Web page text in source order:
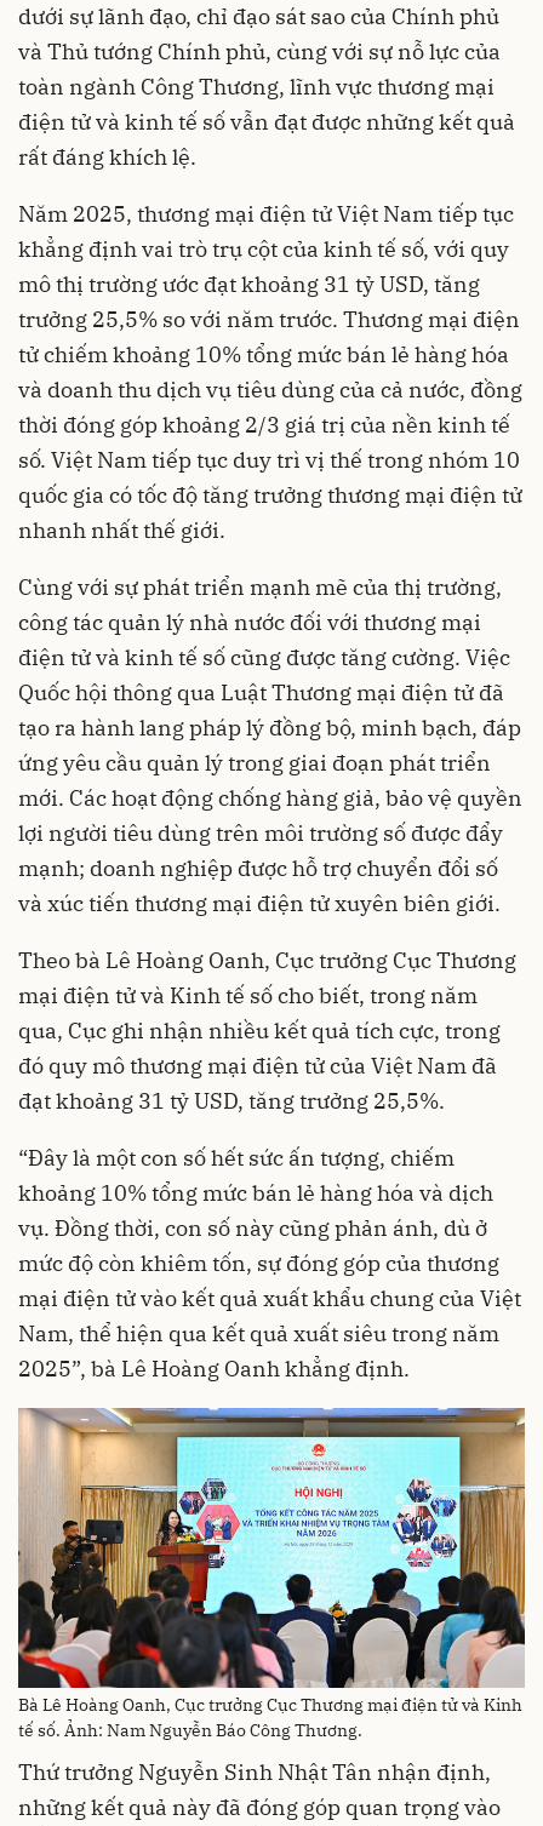
dưới sự lãnh đạo, chỉ đạo sát sao của Chính phủ
và Thủ tướng Chính phủ, cùng với sự nỗ lực của
toàn ngành Công Thương, lĩnh vực thương mại
điện tử và kinh tế số vẫn đạt được những kết quả
rất đáng khích lệ.
Năm 2025, thương mại điện tử Việt Nam tiếp tục
khẳng định vai trò trụ cột của kinh tế số, với quy
mô thị trường ước đạt khoảng 31 tỷ USD, tăng
trưởng 25,5% so với năm trước. Thương mại điện
tử chiếm khoảng 10% tổng mức bán lẻ hàng hóa
và doanh thu dịch vụ tiêu dùng của cả nước, đồng
thời đóng góp khoảng 2/3 giá trị của nền kinh tế
số. Việt Nam tiếp tục duy trì vị thế trong nhóm 10
quốc gia có tốc độ tăng trưởng thương mại điện tử
nhanh nhất thế giới.
Cùng với sự phát triển mạnh mẽ của thị trường,
công tác quản lý nhà nước đối với thương mại
điện tử và kinh tế số cũng được tăng cường. Việc
Quốc hội thông qua Luật Thương mại điện tử đã
tạo ra hành lang pháp lý đồng bộ, minh bạch, đáp
ứng yêu cầu quản lý trong giai đoạn phát triển
mới. Các hoạt động chống hàng giả, bảo vệ quyền
lợi người tiêu dùng trên môi trường số được đẩy
mạnh; doanh nghiệp được hỗ trợ chuyển đổi số
và xúc tiến thương mại điện tử xuyên biên giới.
Theo bà Lê Hoàng Oanh, Cục trưởng Cục Thương
mại điện tử và Kinh tế số cho biết, trong năm
qua, Cục ghi nhận nhiều kết quả tích cực, trong
đó quy mô thương mại điện tử của Việt Nam đã
đạt khoảng 31 tỷ USD, tăng trưởng 25,5%.
“Đây là một con số hết sức ấn tượng, chiếm
khoảng 10% tổng mức bán lẻ hàng hóa và dịch
vụ. Đồng thời, con số này cũng phản ánh, dù ở
mức độ còn khiêm tốn, sự đóng góp của thương
mại điện tử vào kết quả xuất khẩu chung của Việt
Nam, thể hiện qua kết quả xuất siêu trong năm
2025”, bà Lê Hoàng Oanh khẳng định.
Bà Lê Hoàng Oanh, Cục trưởng Cục Thương mại điện tử và Kinh
tế số. Ảnh: Nam Nguyễn Báo Công Thương.
Thứ trưởng Nguyễn Sinh Nhật Tân nhận định,
những kết quả này đã đóng góp quan trọng vào